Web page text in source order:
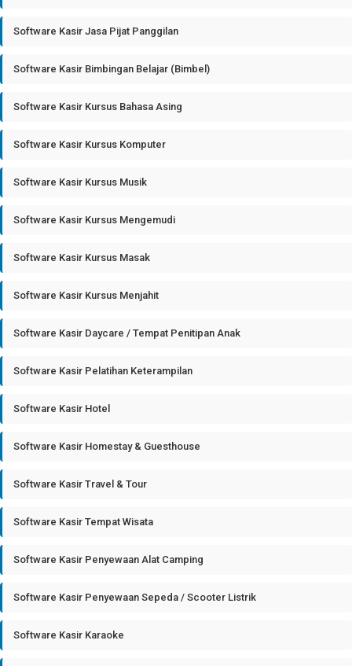
Software Kasir Jasa Pijat Panggilan
Software Kasir Bimbingan Belajar (Bimbel)
Software Kasir Kursus Bahasa Asing
Software Kasir Kursus Komputer
Software Kasir Kursus Musik
Software Kasir Kursus Mengemudi
Software Kasir Kursus Masak
Software Kasir Kursus Menjahit
Software Kasir Daycare / Tempat Penitipan Anak
Software Kasir Pelatihan Keterampilan
Software Kasir Hotel
Software Kasir Homestay & Guesthouse
Software Kasir Travel & Tour
Software Kasir Tempat Wisata
Software Kasir Penyewaan Alat Camping
Software Kasir Penyewaan Sepeda / Scooter Listrik
Software Kasir Karaoke